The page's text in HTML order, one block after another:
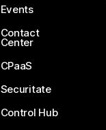
Events
Contact
Center
CPaaS
Securitate
Control Hub